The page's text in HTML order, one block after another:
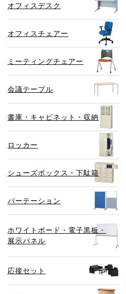
オフィスデスク
オフィスチェアー
ミーティングチェアー
会議テーブル
書庫・キャビネット・収納
ロッカー
シューズボックス・下駄箱
パーテーション
ホワイトボード・電子黒板・
展示パネル
応接セット